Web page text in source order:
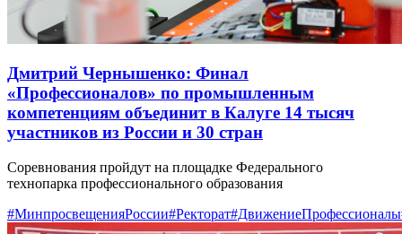
Дмитрий Чернышенко: Финал
«Профессионалов» по промышленным
компетенциям объединит в Калуге 14 тысяч
участников из России и 30 стран
Соревнования пройдут на площадке Федерального
технопарка профессионального образования
#МинпросвещенияРоссии#Ректорат#ДвижениеПрофессионалы